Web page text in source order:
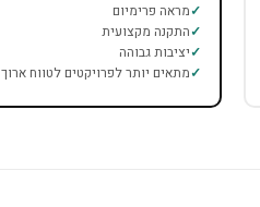
מראה פרימיום
התקנה מקצועית
יציבות גבוהה
מתאים יותר לפרויקטים לטווח ארוך